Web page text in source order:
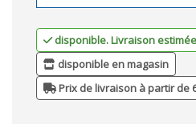
disponible. Livraison
disponible en magasin
Prix de livraison à partir de